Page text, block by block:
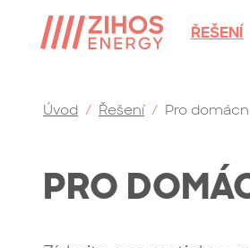
ŘEŠENÍ
Úvod / Řešení/ Pro
PRO